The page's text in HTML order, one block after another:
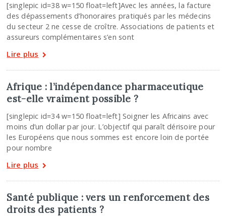
[singlepic id=38 w=150 float=left]Avec les années, la facture
des dépassements d’honoraires pratiqués par les médecins
du secteur 2 ne cesse de croître. Associations de patients et
assureurs complémentaires s’en sont
Lire plus
Afrique : l’indépendance pharmaceutique
est-elle vraiment possible ?
[singlepic id=34 w=150 float=left] Soigner les Africains avec
moins d’un dollar par jour. L’objectif qui paraît dérisoire pour
les Européens que nous sommes est encore loin de portée
pour nombre
Lire plus
Santé publique : vers un renforcement des
droits des patients ?